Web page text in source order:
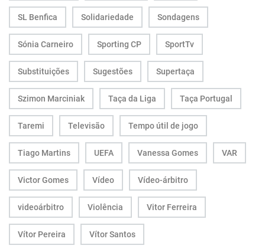
SL Benfica Solidariedade Sondagens
Sónia Carneiro Sporting CP SportTv
Substituições Sugestões Supertaça
Szimon Marciniak Taça da Liga Taça Portugal
Taremi Televisão Tempo útil de jogo
Tiago Martins UEFA Vanessa Gomes VAR
Victor Gomes Vídeo Vídeo-árbitro
videoárbitro Violência Vitor Ferreira
Vítor Pereira Vítor Santos